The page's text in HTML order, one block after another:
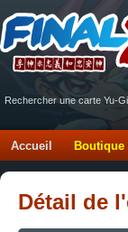
Rechercher une carte Yu-
Accueil
Détail de